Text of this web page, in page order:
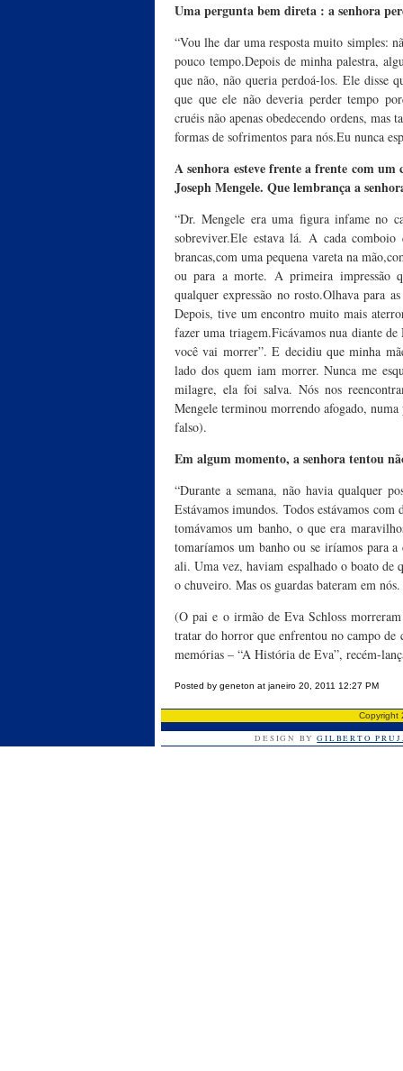
Uma pergunta bem direta : a senhora
“Vou lhe dar uma resposta muito simples:
pouco tempo.Depois de minha palestra,
que não, não queria perdoá-los. Ele disse
que que ele não deveria perder tempo
cruéis não apenas obedecendo ordens,
formas de sofrimentos para nós.Eu nunca
A senhora esteve frente a frente com
Joseph Mengele. Que lembrança a
“Dr. Mengele era uma figura infame no
sobreviver.Ele estava lá. A cada
brancas,com uma pequena vareta na
ou para a morte. A primeira impressão
qualquer expressão no rosto.Olhava para
Depois, tive um encontro muito mais
fazer uma triagem.Ficávamos nua diante
você vai morrer”. E decidiu que minha
lado dos quem iam morrer. Nunca me
milagre, ela foi salva. Nós nos
Mengele terminou morrendo afogado,
falso).
Em algum momento, a senhora tentou
“Durante a semana, não havia qualquer
Estávamos imundos. Todos estávamos
tomávamos um banho, o que era
tomaríamos um banho ou se iríamos para
ali. Uma vez, haviam espalhado o boato de
o chuveiro. Mas os guardas bateram em
(O pai e o irmão de Eva Schloss morreram
tratar do horror que enfrentou no campo de
memórias – “A História de Eva”, recém-
Posted by geneton at janeiro 20, 2011 12:27 PM
DESIGN BYGILBERTO